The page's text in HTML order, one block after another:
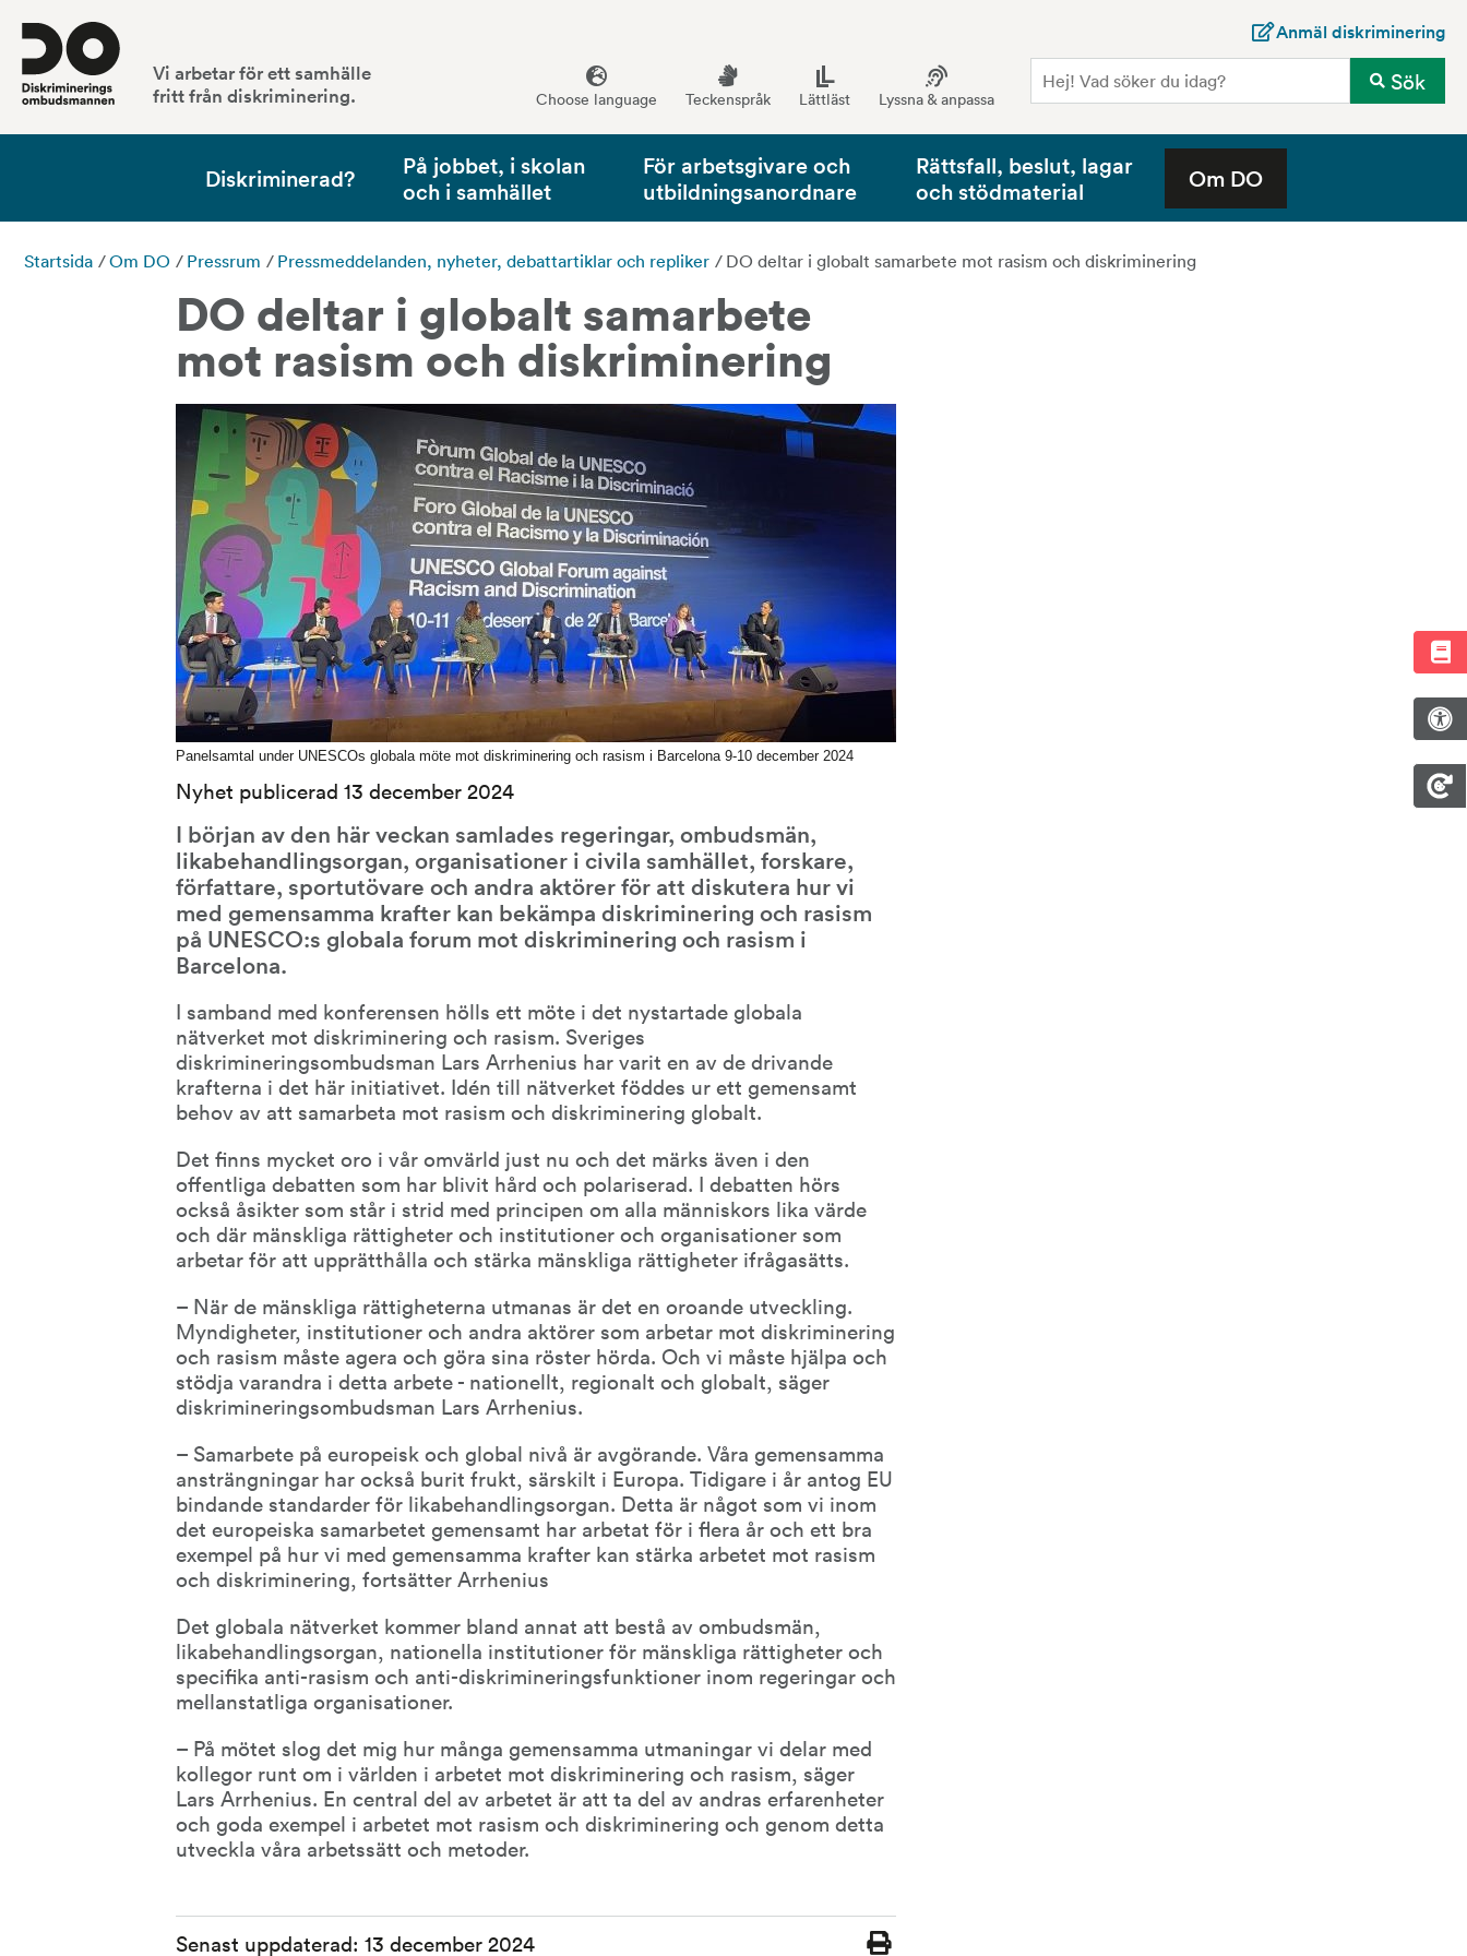
Vi arbetar för ett samhälle
fritt från diskriminering.
Anmäl diskriminering
Choose language Teckenspråk Lättläst Lyssna & anpassa
Sök
Diskriminerad?
På jobbet, i skolan
och i samhället
För arbetsgivare och
utbildningsanordnare
Rättsfall, beslut, lagar
och stödmaterial
Om DO
Startsida /Om DO / Pressrum / Pressmeddelanden, nyheter, debattartiklar och repliker / DO deltar i globalt samarbete mot rasism och diskriminering
DO deltar i globalt samarbete
mot rasism och diskriminering
Panelsamtal under UNESCOs globala möte mot diskriminering och rasism i Barcelona 9-10 december 2024
Nyhet publicerad 13 december 2024
I början av den här veckan samlades regeringar, ombudsmän,
likabehandlingsorgan, organisationer i civila samhället, forskare,
författare, sportutövare och andra aktörer för att diskutera hur vi
med gemensamma krafter kan bekämpa diskriminering och rasism
på UNESCO:s globala forum mot diskriminering och rasism i
Barcelona.
I samband med konferensen hölls ett möte i det nystartade globala
nätverket mot diskriminering och rasism. Sveriges
diskrimineringsombudsman Lars Arrhenius har varit en av de drivande
krafterna i det här initiativet. Idén till nätverket föddes ur ett gemensamt
behov av att samarbeta mot rasism och diskriminering globalt.
Det finns mycket oro i vår omvärld just nu och det märks även i den
offentliga debatten som har blivit hård och polariserad. I debatten hörs
också åsikter som står i strid med principen om alla människors lika värde
och där mänskliga rättigheter och institutioner och organisationer som
arbetar för att upprätthålla och stärka mänskliga rättigheter ifrågasätts.
– När de mänskliga rättigheterna utmanas är det en oroande utveckling.
Myndigheter, institutioner och andra aktörer som arbetar mot diskriminering
och rasism måste agera och göra sina röster hörda. Och vi måste hjälpa och
stödja varandra i detta arbete - nationellt, regionalt och globalt, säger
diskrimineringsombudsman Lars Arrhenius.
– Samarbete på europeisk och global nivå är avgörande. Våra gemensamma
ansträngningar har också burit frukt, särskilt i Europa. Tidigare i år antog EU
bindande standarder för likabehandlingsorgan. Detta är något som vi inom
det europeiska samarbetet gemensamt har arbetat för i flera år och ett bra
exempel på hur vi med gemensamma krafter kan stärka arbetet mot rasism
och diskriminering, fortsätter Arrhenius
Det globala nätverket kommer bland annat att bestå av ombudsmän,
likabehandlingsorgan, nationella institutioner för mänskliga rättigheter och
specifika anti-rasism och anti-diskrimineringsfunktioner inom regeringar och
mellanstatliga organisationer.
– På mötet slog det mig hur många gemensamma utmaningar vi delar med
kollegor runt om i världen i arbetet mot diskriminering och rasism, säger
Lars Arrhenius. En central del av arbetet är att ta del av andras erfarenheter
och goda exempel i arbetet mot rasism och diskriminering och genom detta
utveckla våra arbetssätt och metoder.
Sidinformation
Senast uppdaterad: 13 december 2024
Skriv